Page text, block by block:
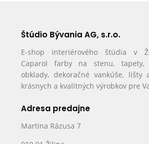
Štúdio Bývania AG, s.r.o.
E-shop interiérového štúdia v
Caparol farby na stenu, tapety,
obklady, dekoračné vankúše, lišty
krásnych a kvalitných výrobkov pre
Adresa predajne
Martina Rázusa 7